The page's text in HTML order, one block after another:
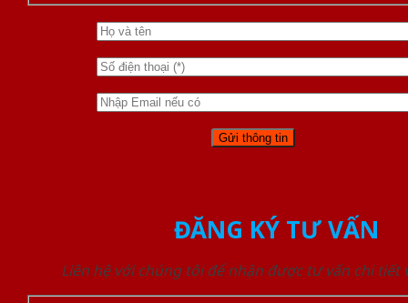
ĐĂNG KÝ TƯ VẤN
Liên hệ với chúng tôi để nhận được tư vấn chi tiết